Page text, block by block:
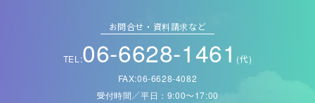
お問合せ・資料請求など
TEL:06-6628-1461 (代)
FAX:06-6628-4082
受付時間／平日：9:00〜17:00